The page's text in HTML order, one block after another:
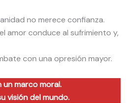
no merece confianza.
amor conduce al sufrimiento y,
con una opresión mayor.
un marco moral.
visión del mundo.